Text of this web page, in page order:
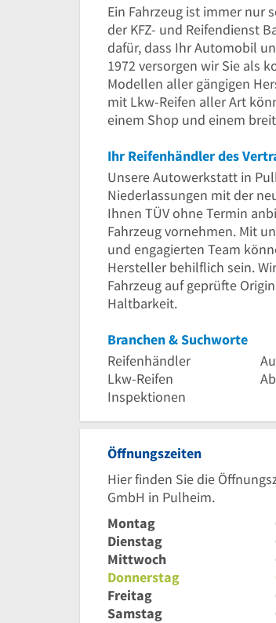
Ein Fahrzeug ist immer nur
der KFZ- und Reifendienst
dafür, dass Ihr Automobil
1972 versorgen wir Sie als
Modellen aller gängigen
mit Lkw-Reifen aller Art
einem Shop und einem
Ihr Reifenhändler des
Unsere Autowerkstatt in
Niederlassungen mit der
Ihnen TÜV ohne Termin
Fahrzeug vornehmen. Mit
und engagierten Team
Hersteller behilflich sein.
Fahrzeug auf geprüfte
Haltbarkeit.
Branchen & Suchworte
Reifenhändler
Lkw-Reifen
Inspektionen
Öffnungszeiten
Hier finden Sie die
GmbH in Pulheim.
Montag
Dienstag
Mittwoch
Donnerstag
Freitag
Samstag